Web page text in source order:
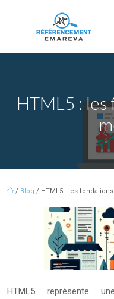
HTML5 :
/ Blog / HTML5 : les
HTML5 représente